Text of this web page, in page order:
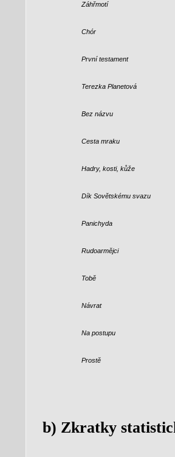
Záhřmotí
Chór
První testament
Terezka Planetová
Bez názvu
Cesta mraku
Hadry, kosti, kůže
Dík Sovětskému svazu
Panichyda
Rudoarmějci
Tobě
Návrat
Na postupu
Prostě
b) Zkratky